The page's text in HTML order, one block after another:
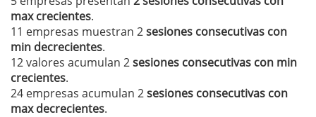
max crecientes.
11 empresas muestran 2sesiones consecutivas con
min decrecientes.
12 valores acumulan 2sesiones consecutivas con min
crecientes.
24 empresas acumulan 2sesiones consecutivas con
max decrecientes.